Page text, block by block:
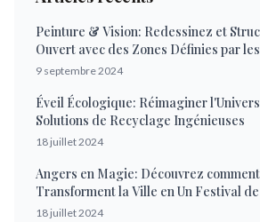
Peinture & Vision: Redessinez et
Ouvert avec des Zones Définies par
9 septembre 2024
Éveil Écologique: Réimaginer
Solutions de Recyclage Ingénieuses
18 juillet 2024
Angers en Magie: Découvrez
Transforment la Ville en Un Festival
Pratiques pour une Expérience
18 juillet 2024